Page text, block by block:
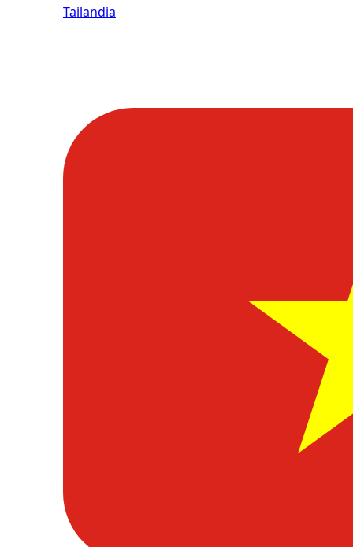
Tailandia